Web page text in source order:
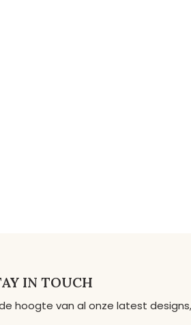
IN TOUCH
hoogte van al onze latest